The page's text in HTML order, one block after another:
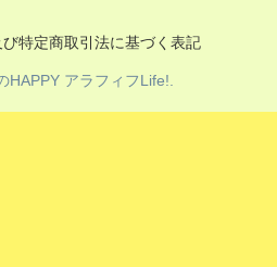
特定商取引法に基づく表記
アラフィフLife!.